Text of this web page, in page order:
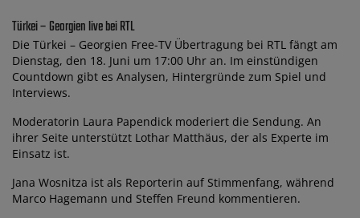
Türkei – Georgien live bei RTL
Die Türkei – Georgien Free-TV Übertragung bei RTL fängt am
Dienstag, den 18. Juni um 17:00 Uhr an. Im einstündigen
Countdown gibt es Analysen, Hintergründe zum Spiel und
Interviews.
Moderatorin Laura Papendick moderiert die Sendung. An
ihrer Seite unterstützt Lothar Matthäus, der als Experte im
Einsatz ist.
Jana Wosnitza ist als Reporterin auf Stimmenfang, während
Marco Hagemann und Steffen Freund kommentieren.